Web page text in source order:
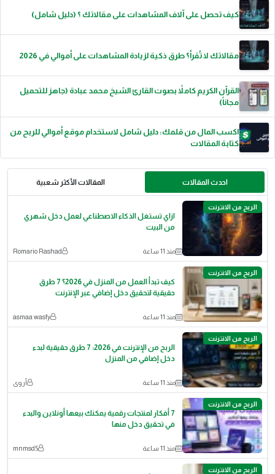
كيف تحصل على آلاف المشاهدات على مقالاتك ؟ (دليل شامل)
مقالاتك لا تُقرأ؟ طرق ذكية لزيادة المشاهدات على أموالي في 2026
القرآن الكريم كاملاً بصوت القارئ الشيخ محمد عبادة (جاهز للتحميل
مجاناً)
اكسب المال من قلمك: دليل شامل لاستخدام موقع أموالي للربح من
كتابة المقالات
احدث المقالات المقالات الأكثر شعبية
الربح من الانترنت
ازاي تستغل الذكاء الاصطناعي لعمل دخل شهري
من البيت
منذ 11 ساعة Romario Rashad
الربح من الانترنت
كيف تبدأ العمل من المنزل في 2026؟ 7 طرق
حقيقية لتحقيق دخل إضافي عبر الإنترنت
منذ 11 ساعة asmaa wasfy
الربح من الانترنت
الربح من الإنترنت في 2026: 7 طرق حقيقية لبدء
دخل إضافي من المنزل
منذ 11 ساعة أروى
الربح من الانترنت
7 أفكار لمنتجات رقمية يمكنك بيعها أونلاين والبدء
في تحقيق دخل منها
منذ 11 ساعة mnmsd5
الربح من الانترنت